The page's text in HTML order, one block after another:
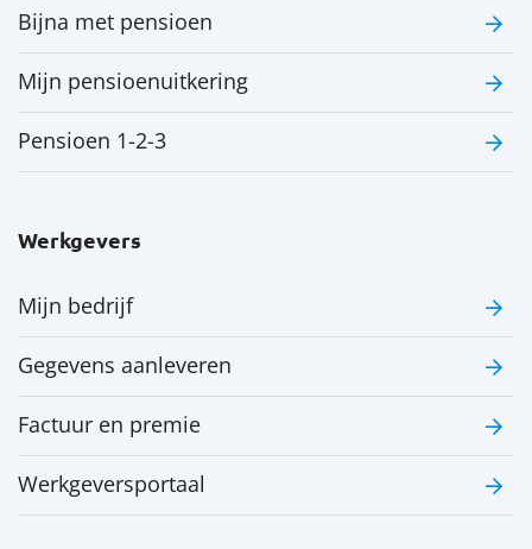
Bijna met pensioen
Mijn pensioenuitkering
Pensioen 1-2-3
Werkgevers
Mijn bedrijf
Gegevens aanleveren
Factuur en premie
Werkgeversportaal